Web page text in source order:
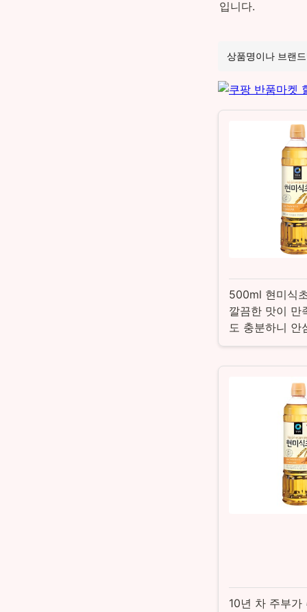
입니다.
500ml 현미식
깔끔한 맛이 만
도 충분하니 안
10년 차 주부